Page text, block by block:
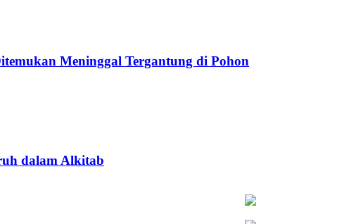
Meninggal Tergantung di Pohon
dalam Alkitab